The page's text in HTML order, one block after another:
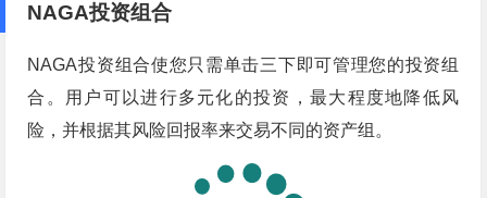
NAGA投资组合
NAGA投资组合使您只需单击三下即可管理您的投资组
合。用户可以进行多元化的投资，最大程度地降低风
险，并根据其风险回报率来交易不同的资产组。